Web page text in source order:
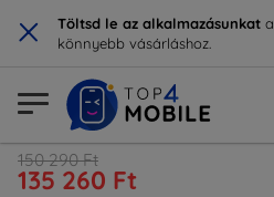
× Töltsd le az alkalmazásunkat a
könnyebb vásárláshoz.
150 290 Ft
135 260 Ft